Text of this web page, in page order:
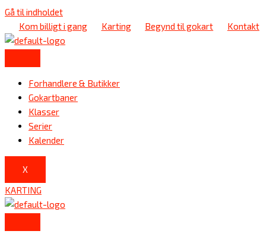
Gå til indholdet
Kom billigt i gang
Karting Begynd til gokart Kontakt
Forhandlere & Butikker
Gokartbaner
Klasser
Serier
Kalender
X
KARTING